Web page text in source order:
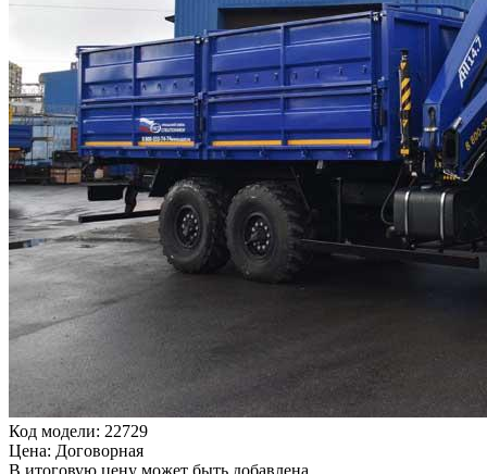
Код модели: 22729
Цена: Договорная
В итоговую цену может быть добавлена